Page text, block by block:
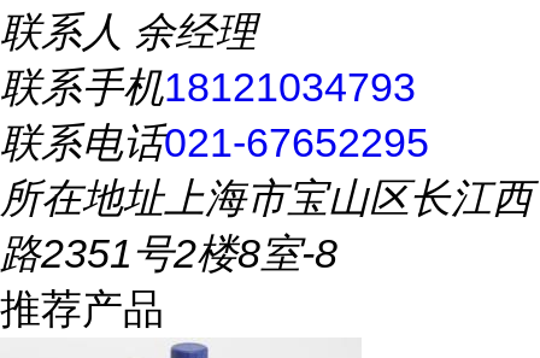
联系人 余经理
联系手机18121034793
联系电话021-67652295
所在地址上海市宝山区长江西
路2351号2楼8室-8
推荐产品